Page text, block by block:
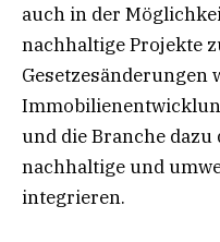
auch in der
nachhaltige Projekte
Gesetzesänderungen
und die Branche
nachhaltige und
integrieren.